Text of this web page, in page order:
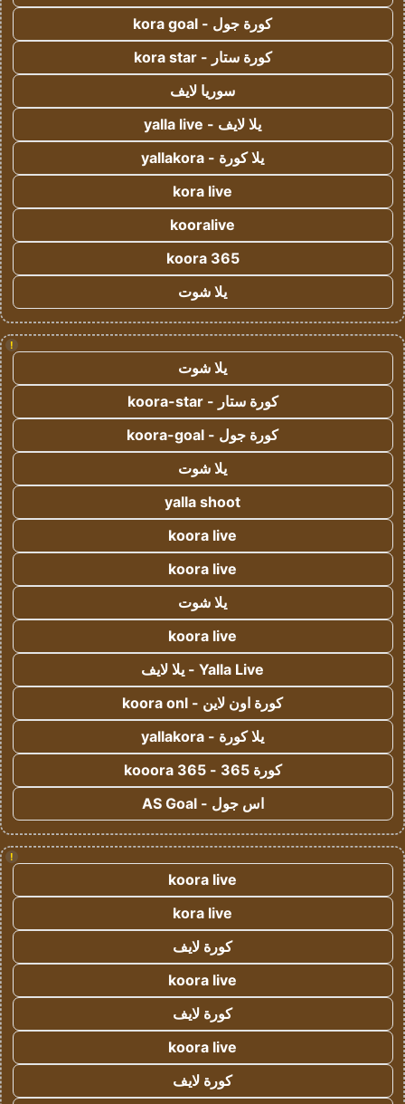
كورة جول - kora goal
كورة ستار - kora star
سوريا لايف
يلا لايف - yalla live
يلا كورة - yallakora
kora live
kooralive
koora 365
يلا شوت
!
يلا شوت
كورة ستار - koora-star
كورة جول - koora-goal
يلا شوت
yalla shoot
koora live
koora live
يلا شوت
koora live
Yalla Live - يلا لايف
كورة اون لاين - koora onl
يلا كورة - yallakora
كورة 365 - kooora 365
اس جول - AS Goal
!
koora live
kora live
كورة لايف
koora live
كورة لايف
koora live
كورة لايف